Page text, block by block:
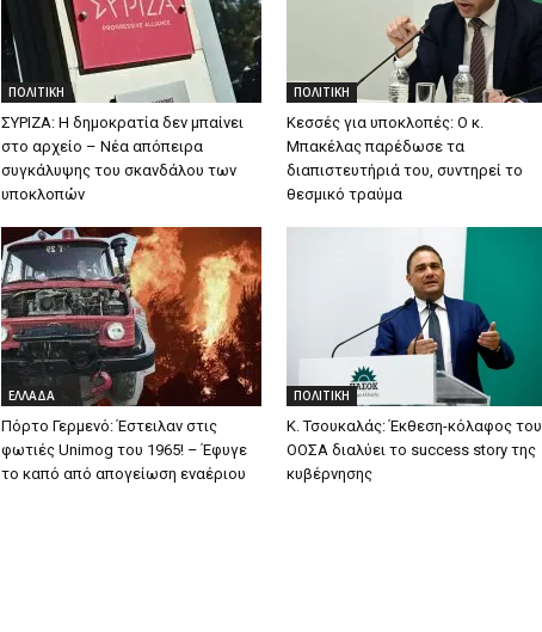
ΠΟΛΙΤΙΚΗ
ΣΥΡΙΖΑ: Η δημοκρατία δεν μπαίνει
στο αρχείο – Νέα απόπειρα
συγκάλυψης του σκανδάλου των
υποκλοπών
ΠΟΛΙΤΙΚΗ
Κεσσές για υποκλοπές: Ο κ.
Μπακέλας παρέδωσε τα
διαπιστευτήριά του, συντηρεί το
θεσμικό τραύμα
ΕΛΛΑΔΑ
Πόρτο Γερμενό: Έστειλαν στις
φωτιές Unimog του 1965! – Έφυγε
το καπό από απογείωση εναέριου
ΠΟΛΙΤΙΚΗ
Κ. Τσουκαλάς: Έκθεση-κόλαφος του
ΟΟΣΑ διαλύει το success story της
κυβέρνησης